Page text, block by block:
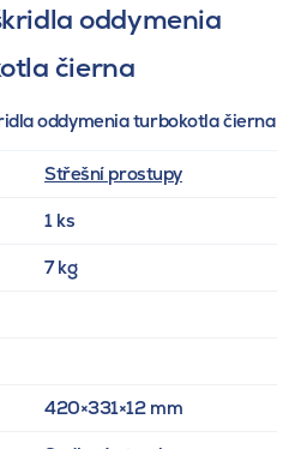
oddymenia
čierna
oddymenia turbokotla čierna
Střešní prostupy
1 ks
7 kg
420×331×12 mm